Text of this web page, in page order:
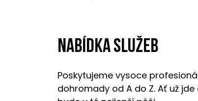
Nabídka služeb
Poskytujeme vysoce
dohromady od A do Z. Ať už